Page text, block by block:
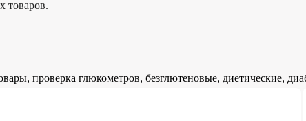
проверка глюкометров, безглютеновые, диетические,